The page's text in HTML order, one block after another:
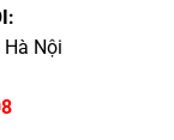
Hà Nội